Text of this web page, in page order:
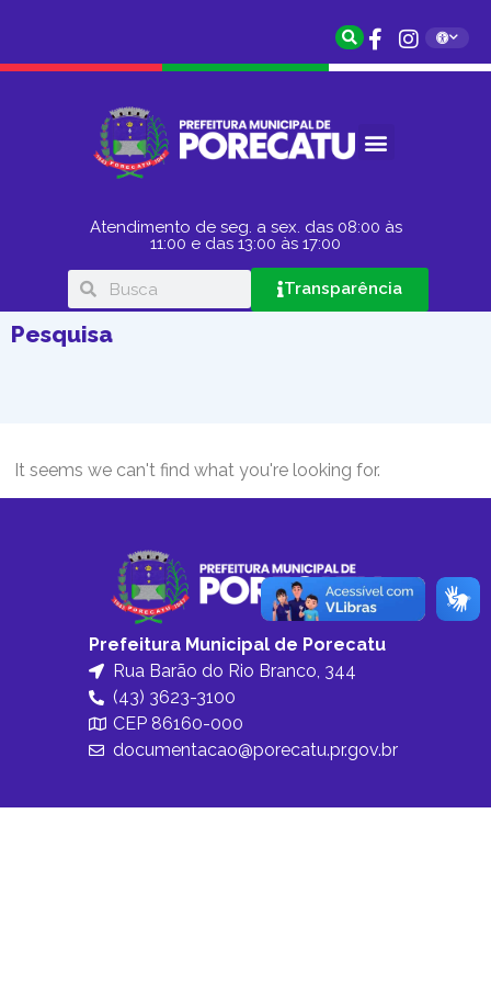
Atendimento de seg. a sex. das 08:00 às
11:00 e das 13:00 às 17:00
Transparência
Pesquisa
It seems we can't find what you're looking for.
Prefeitura Municipal de Porecatu
Rua Barão do Rio Branco, 344
(43) 3623-3100
CEP 86160-000
documentacao@porecatu.pr.gov.br